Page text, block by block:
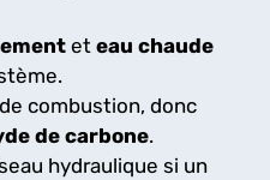
et eau chaude
combustion, donc
de carbone.
hydraulique si un